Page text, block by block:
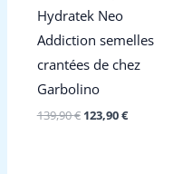
Hydratek Neo
Addiction semelles
crantées de chez
Garbolino
139,90€ Le
123,90€Le